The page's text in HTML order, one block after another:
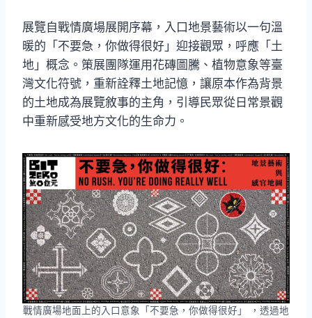
展覽自戰情廣場展開序幕，入口地景藝術以一句溫
暖的「不要急，你做得很好」迎接觀眾，呼應「土
地」概念。策展團隊運用花磚圖騰、植物意象等臺
灣文化符號，重新詮釋土地記憶，讓原本作為背景
的土地成為展覽敘事的主角，引導民眾從日常景觀
中重新感受地方文化的生命力。
戰情廣場地面上的入口意象「不要急，你做得很好」 ，透過地